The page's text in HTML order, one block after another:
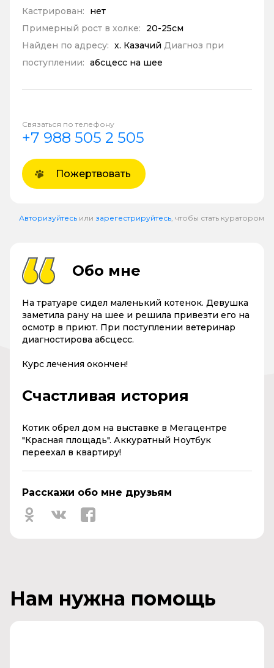
Кастрирован:
нет
Примерный рост в холке:
20-25см
Найден по адресу: х. Казачий Диагноз при
поступлении: абсцесс на шее
Связаться по телефону
+7 988 505 2 505
Пожертвовать
Авторизуйтесь или зарегестрируйтесь , чтобы стать куратором
Обо мне
На тратуаре сидел маленький котенок. Девушка
заметила рану на шее и решила привезти его на
осмотр в приют. При поступлении ветеринар
диагностирова абсцесс.
Курс лечения окончен!
Счастливая история
Котик обрел дом на выставке в Мегацентре
"Красная площадь". Аккуратный Ноутбук
переехал в квартиру!
Расскажи обо мне друзьям
Нам нужна помощь